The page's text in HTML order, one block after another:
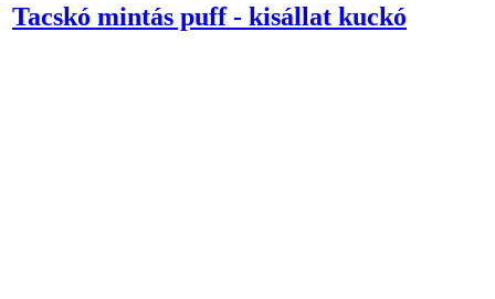
Tacskó mintás puff - kisállat kuckó